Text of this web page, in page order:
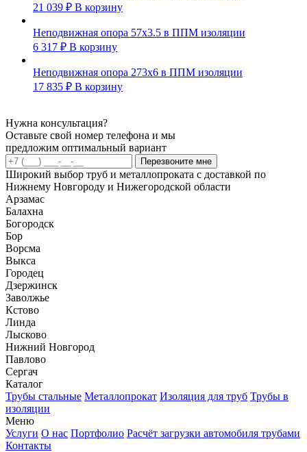
21 039 ₽ В корзину
Неподвижная опора 57х3.5 в ППМ изоляции
6 317 ₽ В корзину
Неподвижная опора 273х6 в ППМ изоляции
17 835 ₽ В корзину
Нужна консультация?
Оставьте свой номер телефона и мы
предложим оптимальный вариант
Перезвоните мне
Широкий выбор труб и металлопроката с доставкой по
Нижнему Новгороду и Нижегородской области
Арзамас
Балахна
Богородск
Бор
Ворсма
Выкса
Городец
Дзержинск
Заволжье
Кстово
Линда
Лысково
Нижний Новгород
Павлово
Сергач
Каталог
Трубы стальные Металлопрокат Изоляция для труб Трубы в
изоляции
Меню
Услуги О нас Портфолио Расчёт загрузки автомобиля трубами
Контакты